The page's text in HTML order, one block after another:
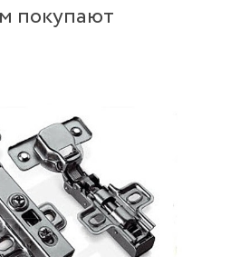
покупают